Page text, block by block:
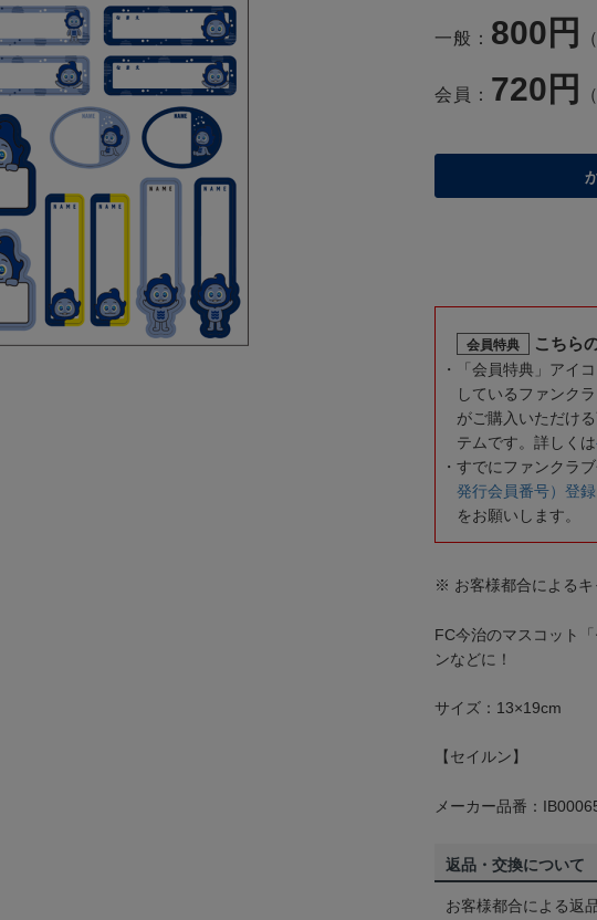
一般： 800円
会員： 720円
会員特典 こちら
「会員特典」アイ
しているファンク
がご購入いただけ
テムです。詳しくは
すでにファンクラブ
発行会員番号）登録
をお願いします。
※ お客様都合によるキ
FC今治のマスコット
ンなどに！
サイズ：13×19cm
【セイルン】
メーカー品番：
返品・交換について
お客様都合による返